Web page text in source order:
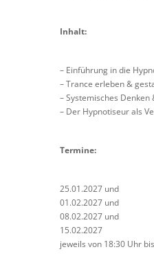
Inhalt:
– Einführung in die
– Trance erleben &
– Systemisches
– Der Hypnotiseur als
Termine:
25.01.2027 und
01.02.2027 und
08.02.2027 und
15.02.2027
jeweils von 18:30 Uhr